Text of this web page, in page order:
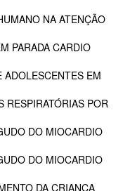
NA ATENÇÃO
PARADA CARDIO
ADOLESCENTES EM
RESPIRATÓRIAS POR
DO MIOCARDIO
DO MIOCARDIO
DA CRIANÇA